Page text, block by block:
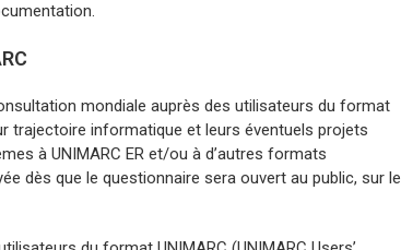
mondiale auprès des utilisateurs du format
trajectoire informatique et leurs éventuels projets
à UNIMARC ER et/ou à d’autres formats
dès que le questionnaire sera ouvert au public, sur le